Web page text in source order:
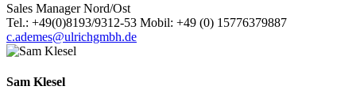
Sales Manager Nord/Ost
Tel.: +49(0)8193/9312-53 Mobil: +49 (0) 15776379887
c.ademes@ulrichgmbh.de
Sam Klesel